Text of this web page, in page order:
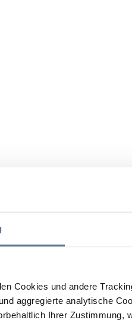
Cookies und andere
aggregierte analytische
Ihrer Zustimmung,